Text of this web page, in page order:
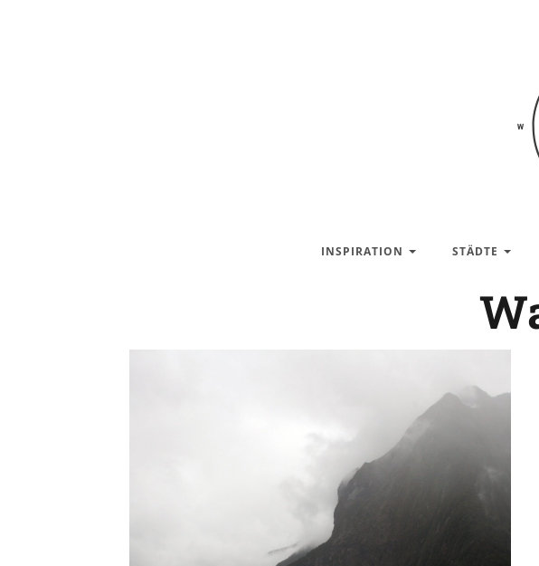
INSPIRATION STÄDTE
Die Südinsel // Abel Tasman //
Franz Josef // Milford Sound
2. DEZEMBER 2008